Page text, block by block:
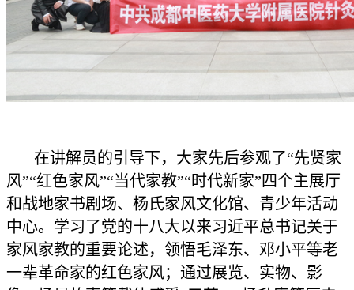
在讲解员的引导下，大家先后参观了“先贤家
风”“红色家风”“当代家教”“时代新家”四个主展厅
和战地家书剧场、杨氏家风文化馆、青少年活动
中心。学习了党的十八大以来习近平总书记关于
家风家教的重要论述，领悟毛泽东、邓小平等老
一辈革命家的红色家风；通过展览、实物、影